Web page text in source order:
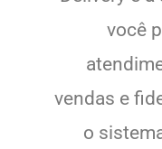
você
vendas e
o